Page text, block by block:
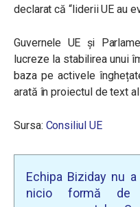
declarat că “liderii UE au
Guvernele UE și
lucreze la stabilirea unui
baza pe activele
arată în proiectul de text
Sursa: Consiliul UE
Echipa Biziday nu
nicio formă de